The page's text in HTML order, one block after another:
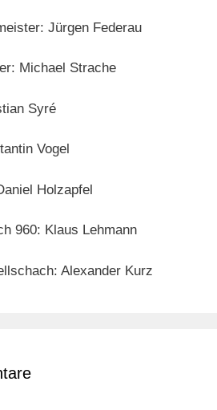
Jürgen Federau
Michael Strache
Syré
Vogel
Holzapfel
960: Klaus Lehmann
Alexander Kurz